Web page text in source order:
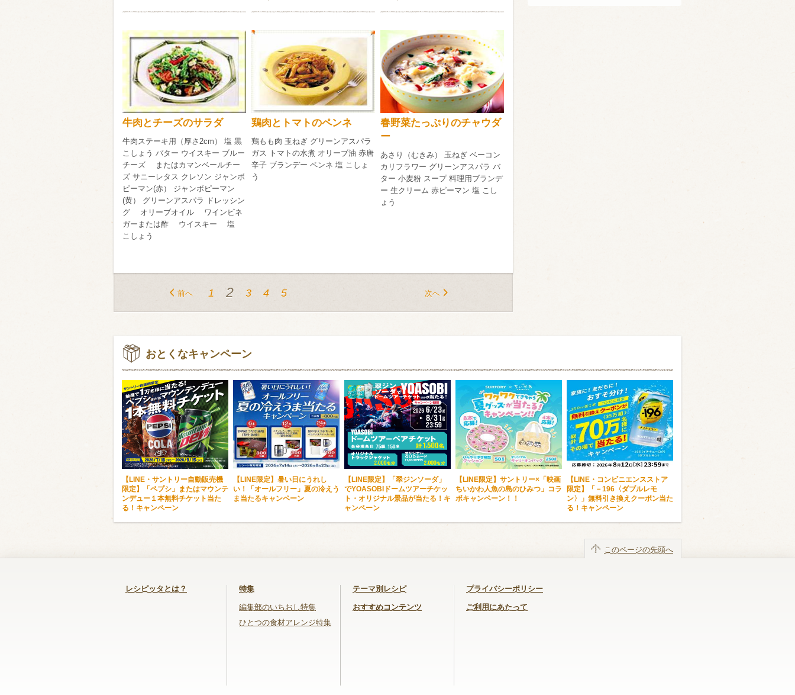
牛肉とチーズのサラダ
牛肉ステーキ用（厚さ2cm） 塩 黒
こしょう バター ウイスキー ブルー
チーズ またはカマンベールチー
ズ サニーレタス クレソン ジャンボ
ピーマン(赤） ジャンボピーマン
(黄） グリーンアスパラ ドレッシン
グ オリーブオイル ワインビネ
ガーまたは酢 ウイスキー 塩
こしょう
鶏肉とトマトのペンネ
鶏もも肉 玉ねぎ グリーンアスパラ
ガス トマトの水煮 オリーブ油 赤唐
辛子 ブランデー ペンネ 塩 こしょ
う
春野菜たっぷりのチャウダ
ー
あさり（むきみ） 玉ねぎ ベーコン
カリフラワー グリーンアスパラ バ
ター 小麦粉 スープ 料理用ブランデ
ー 生クリーム 赤ピーマン 塩 こし
ょう
前へ 次へ
1 2 3 4 5
おとくなキャンペーン
【LINE・サントリー自動販売機
限定】「ペプシ」またはマウンテ
ンデュー１本無料チケット当た
る！キャンペーン
【LINE限定】暑い日にうれし
い！「オールフリー」夏の冷えう
ま当たるキャンペーン
【LINE限定】「翠ジンソーダ」
でYOASOBIドームツアーチケッ
ト・オリジナル景品が当たる！キ
ャンペーン
【LINE限定】サントリー×「映画
ちいかわ人魚の島のひみつ」コラ
ボキャンペーン！！
【LINE・コンビニエンスストア
限定】「－196〈ダブルレモ
ン〉」無料引き換えクーポン当た
る！キャンペーン
レシピッタとは？ 特集
編集部のいちおし特集
ひとつの食材アレンジ特集
テーマ別レシピ
おすすめコンテンツ
プライバシーポリシー
ご利用にあたって
このページの先頭へ